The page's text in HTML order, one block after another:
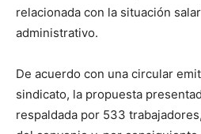
relacionada con la situación
administrativo.
De acuerdo con una circular
sindicato, la propuesta
respaldada por 533